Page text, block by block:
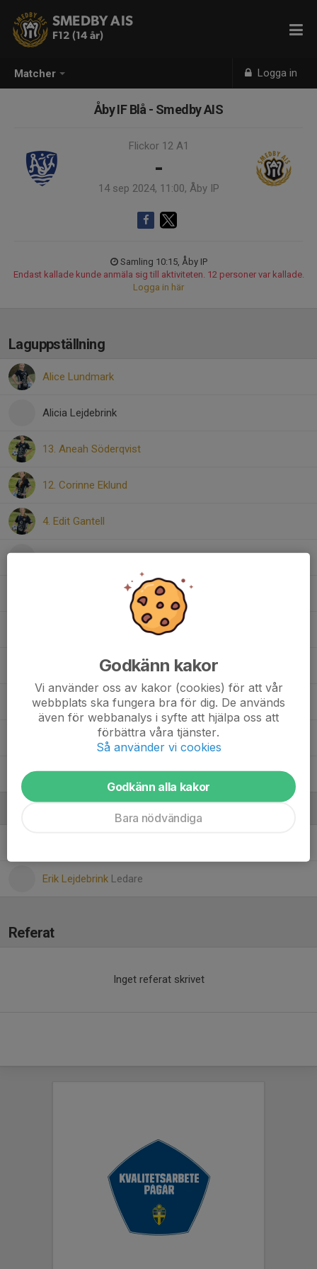
Matcher Logga in
SMEDBY AIS
F12 (14 år)
Åby IF Blå - Smedby AIS
Flickor 12 A1
-
14 sep 2024, 11:00, Åby IP
Samling 10:15, Åby IP
Endast kallade kunde anmäla sig till aktiviteten. 12 personer var kallade.
Logga in här
Laguppställning
Alice Lundmark
Alicia Lejdebrink
13. Aneah Söderqvist
12. Corinne Eklund
4. Edit Gantell
Iris Ovinder
37. Linnea Brogsten
10. Nora Fagerkrantz
20. Saga Halldén Spångberg
3. Stella Åbrink
11. Vera Holmer
5. Vera Teske
Erik Lejdebrink Ledare
Referat
Inget referat skrivet
Godkänn kakor
Vi använder oss av kakor (cookies) för att vår
webbplats ska fungera bra för dig. De används
även för webbanalys i syfte att hjälpa oss att
förbättra våra tjänster.
Så använder vi cookies
Godkänn alla kakor
Bara nödvändiga